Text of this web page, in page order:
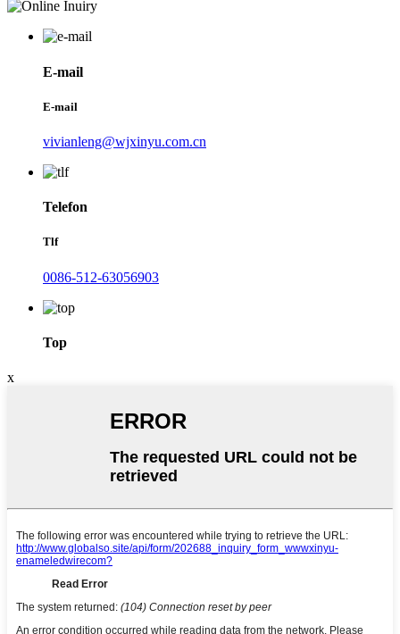
E-mail
E-mail
vivianleng@wjxinyu.com.cn
Telefon
Tlf
0086-512-63056903
Top
x